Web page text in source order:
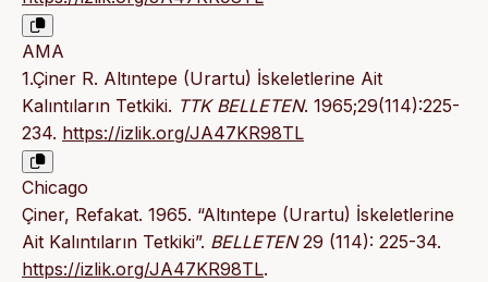
AMA
1.Çiner R. Altıntepe (Urartu) İskeletlerine Ait
Kalıntıların Tetkiki. TTK BELLETEN. 1965;29(114):225-
234. https://izlik.org/JA47KR98TL
Chicago
Çiner, Refakat. 1965. “Altıntepe (Urartu) İskeletlerine
Ait Kalıntıların Tetkiki”. BELLETEN29 (114): 225-34.
https://izlik.org/JA47KR98TL.